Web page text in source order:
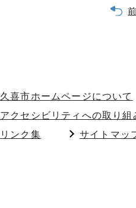
久喜市ホームページについて
アクセシビリティへの取り組
リンク集
サイトマッ